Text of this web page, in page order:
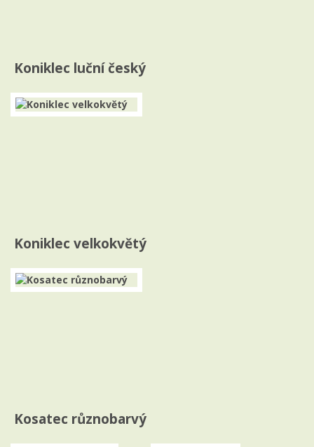
Koniklec luční český
Koniklec velkokvětý
Kosatec různobarvý